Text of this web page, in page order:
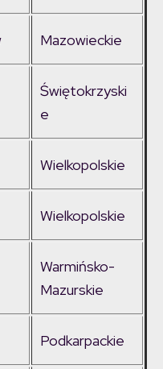
Mazowieckie
Świętokrzyski
e
Wielkopolskie
Wielkopolskie
Warmińsko-
Mazurskie
Podkarpackie